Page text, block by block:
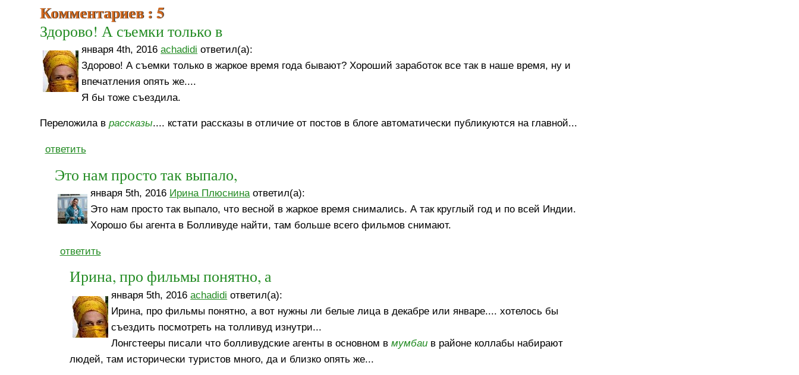
Комментариев : 5
Здорово! А съемки только в
января 4th, 2016achadidi ответил(а):
Здорово! А съемки только в жаркое время года бывают? Хороший заработок все так в наше время, ну и
впечатления опять же....
Я бы тоже съездила.
Переложила врассказы.... кстати рассказы в отличие от постов в блоге автоматически публикуются на главной...
ответить
Это нам просто так выпало,
января 5th, 2016 Ирина Плюснинаответил(а):
Это нам просто так выпало, что весной в жаркое время снимались. А так круглый год и по всей Индии.
Хорошо бы агента в Болливуде найти, там больше всего фильмов снимают.
ответить
Ирина, про фильмы понятно, а
января 5th, 2016achadidi ответил(а):
Ирина, про фильмы понятно, а вот нужны ли белые лица в декабре или январе.... хотелось бы
съездить посмотреть на толливуд изнутри...
Лонгстееры писали что болливудские агенты в основном вмумбаи в районе коллабы набирают
людей, там исторически туристов много, да и близко опять же...